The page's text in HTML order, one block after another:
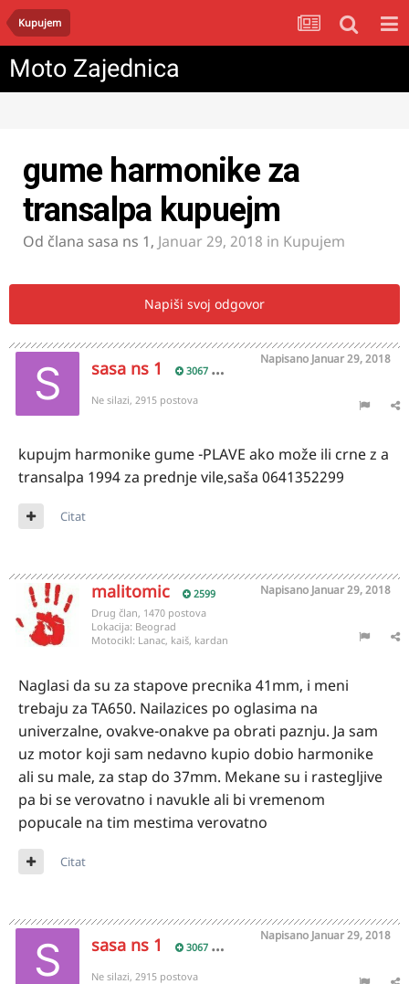
Kupujem
Moto Zajednica
gume harmonike za
transalpa kupuejm
Od člana sasa ns 1, Januar 29, 2018 in Kupujem
Napiši svoj odgovor
sasa ns 1 3067
Napisano Januar 29, 2018
Ne silazi, 2915 postova
kupujm harmonike gume -PLAVE ako može ili crne z a
transalpa 1994 za prednje vile,saša 0641352299
Citat
malitomic 2599 Napisano Januar 29, 2018
Drug član, 1470 postova
Lokacija: Beograd
Motocikl: Lanac, kaiš, kardan
Naglasi da su za stapove precnika 41mm, i meni
trebaju za TA650. Nailazices po oglasima na
univerzalne, ovakve-onakve pa obrati paznju. Ja sam
uz motor koji sam nedavno kupio dobio harmonike
ali su male, za stap do 37mm. Mekane su i rastegljive
pa bi se verovatno i navukle ali bi vremenom
popucale na tim mestima verovatno
Citat
sasa ns 1 3067
Napisano Januar 29, 2018
Ne silazi, 2915 postova